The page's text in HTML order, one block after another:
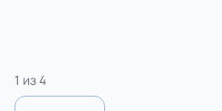
1 из4